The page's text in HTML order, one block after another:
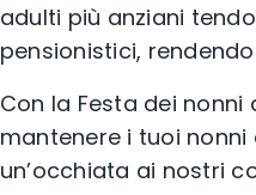
adulti più anziani
pensionistici,
Con la Festa dei
mantenere i tuoi
un’occhiata ai nostri